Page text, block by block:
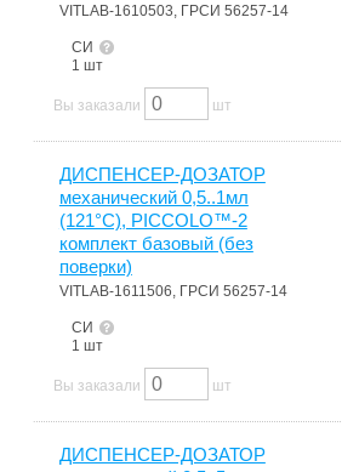
VITLAB-1610503, ГРСИ 56257-14
СИ
1 шт
Вы заказали шт
ДИСПЕНСЕР-ДОЗАТОР
механический 0,5..1мл
(121°С), PICCOLO™-2
комплект базовый (без
поверки)
VITLAB-1611506, ГРСИ 56257-14
СИ
1 шт
Вы заказали шт
ДИСПЕНСЕР-ДОЗАТОР